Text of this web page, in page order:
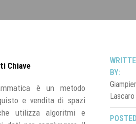
Chiave
è un metodo
e vendita di spazi
utilizza algoritmi e
BY:
Lascaro